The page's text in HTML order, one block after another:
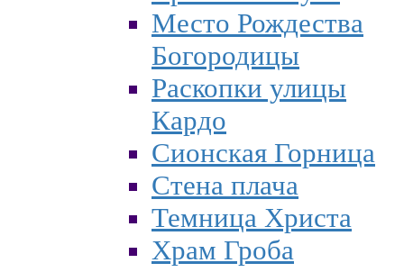
Место Рождества
Богородицы
Раскопки улицы
Кардо
Сионская Горница
Стена плача
Темница Христа
Храм Гроба